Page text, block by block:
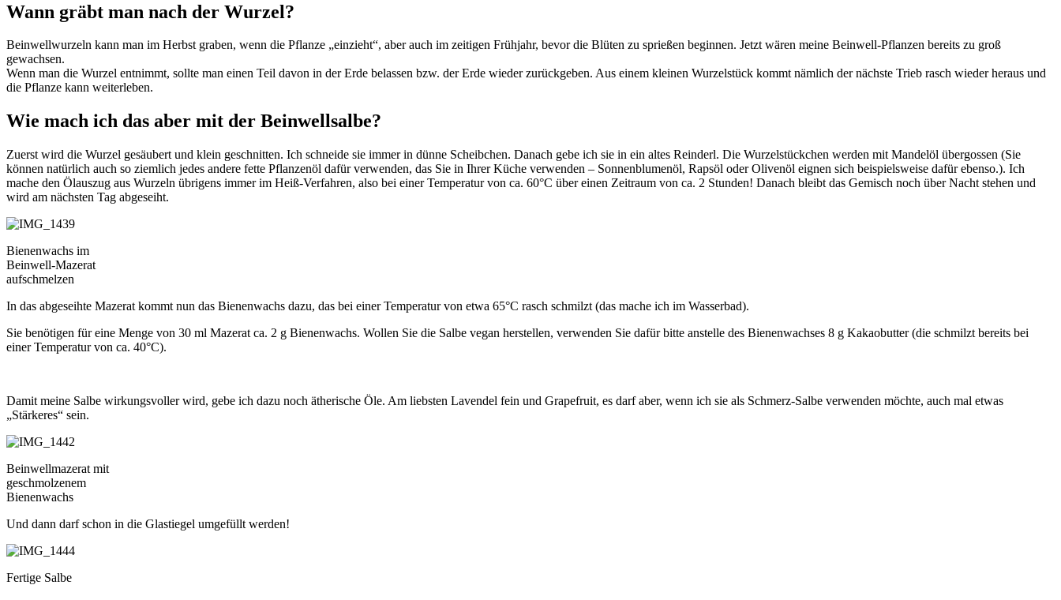
Wann gräbt man nach der Wurzel?
Beinwellwurzeln kann man im Herbst graben, wenn die Pflanze „einzieht“, aber auch im zeitigen Frühjahr, bevor die Blüten zu sprießen beginnen. Jetzt wären meine Beinwell-Pflanzen bereits zu groß
gewachsen.
Wenn man die Wurzel entnimmt, sollte man einen Teil davon in der Erde belassen bzw. der Erde wieder zurückgeben. Aus einem kleinen Wurzelstück kommt nämlich der nächste Trieb rasch wieder heraus und
die Pflanze kann weiterleben.
Wie mach ich das aber mit der Beinwellsalbe?
Zuerst wird die Wurzel gesäubert und klein geschnitten. Ich schneide sie immer in dünne Scheibchen. Danach gebe ich sie in ein altes Reinderl. Die Wurzelstückchen werden mit Mandelöl übergossen (Sie
können natürlich auch so ziemlich jedes andere fette Pflanzenöl dafür verwenden, das Sie in Ihrer Küche verwenden – Sonnenblumenöl, Rapsöl oder Olivenöl eignen sich beispielsweise dafür ebenso.). Ich
mache den Ölauszug aus Wurzeln übrigens immer im Heiß-Verfahren, also bei einer Temperatur von ca. 60°C über einen Zeitraum von ca. 2 Stunden! Danach bleibt das Gemisch noch über Nacht stehen und
wird am nächsten Tag abgeseiht.
Bienenwachs im
Beinwell-Mazerat
aufschmelzen
In das abgeseihte Mazerat kommt nun das Bienenwachs dazu, das bei einer Temperatur von etwa 65°C rasch schmilzt (das mache ich im Wasserbad).
Sie benötigen für eine Menge von 30 ml Mazerat ca. 2 g Bienenwachs. Wollen Sie die Salbe vegan herstellen, verwenden Sie dafür bitte anstelle des Bienenwachses 8 g Kakaobutter (die schmilzt bereits bei
einer Temperatur von ca. 40°C).
Damit meine Salbe wirkungsvoller wird, gebe ich dazu noch ätherische Öle. Am liebsten Lavendel fein und Grapefruit, es darf aber, wenn ich sie als Schmerz-Salbe verwenden möchte, auch mal etwas
„Stärkeres“ sein.
Beinwellmazerat mit
geschmolzenem
Bienenwachs
Und dann darf schon in die Glastiegel umgefüllt werden!
Fertige Salbe